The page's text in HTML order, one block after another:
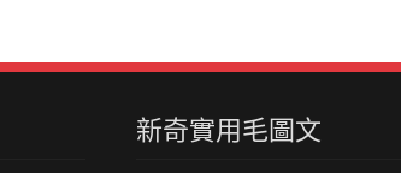
新奇實用毛圖文